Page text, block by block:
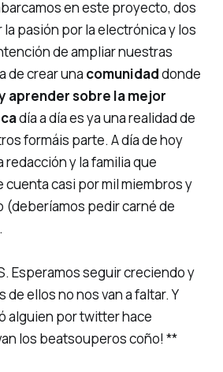
en este proyecto, dos
pasión por la electrónica y los
de ampliar nuestras
de crear una comunidaddonde
aprender sobre la mejor
día a día es ya una realidad de
formáis parte. A día de hoy
redacción y lafamiliaque
casi por mil miembros y
(deberíamos pedir carné de
Esperamos seguir creciendo y
ellos no nos van a faltar. Y
alguien por twitter hace
los beatsouperos coño! **